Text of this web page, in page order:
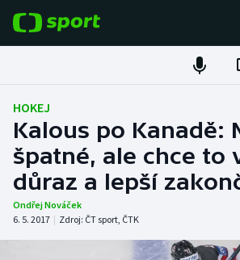
Fotbal
Hokej
Tenis
Atletika
HOKEJ
Kalous po Kanadě:
špatné, ale chce to
důraz a lepší
Ondřej Nováček
6. 5. 2017 | Zdroj: ČT sport, ČTK